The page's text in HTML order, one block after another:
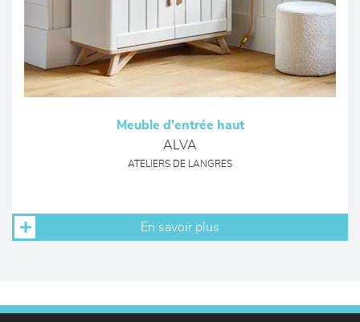
Meuble d'entrée haut
ALVA
ATELIERS DE LANGRES
En savoir plus